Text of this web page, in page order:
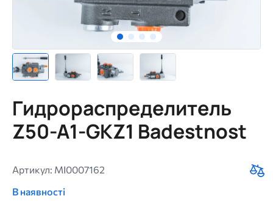
Гидрораспределитель
Z50-A1-GKZ1 Badestnost
Артикул: MI0007162
В наявності